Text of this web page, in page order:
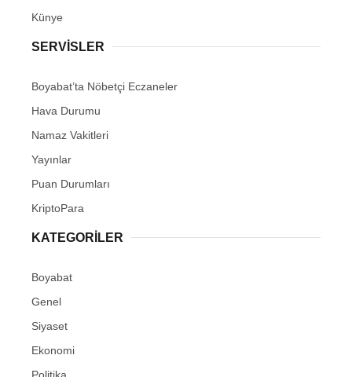
Künye
SERVISLER
Boyabat’ta Nöbetçi Eczaneler
Hava Durumu
Namaz Vakitleri
Yayınlar
Puan Durumları
KriptoPara
KATEGORILER
Boyabat
Genel
Siyaset
Ekonomi
Politika